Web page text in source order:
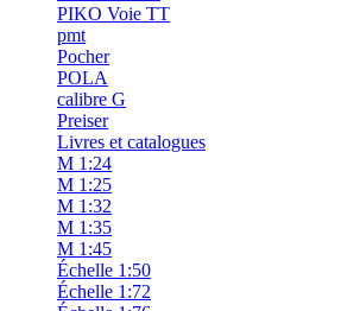
PIKO Voie TT
pmt
Pocher
POLA
calibre G
Preiser
Livres et catalogues
M 1:24
M 1:25
M 1:32
M 1:35
M 1:45
Échelle 1:50
Échelle 1:72